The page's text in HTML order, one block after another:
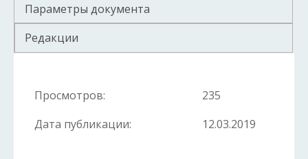
Параметры документа
Редакции
Просмотров:
235
Дата публикации:
12.03.2019